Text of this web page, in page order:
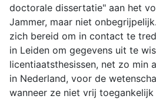
doctorale dissertatie" aan het
Jammer, maar niet
zich bereid om in contact te
in Leiden om gegevens uit te
licentiaatsthesissen, net zo min
in Nederland, voor de
wanneer ze niet vrij